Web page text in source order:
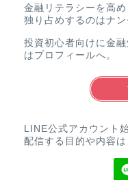
金融リテラシーを高
独り占めするのはナン
投資初心者向けに金
はプロフィールへ。
LINE公式アカウント
配信する目的や内容